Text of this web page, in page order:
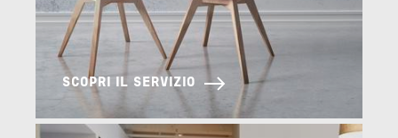
SCOPRI IL SERVIZIO
Image